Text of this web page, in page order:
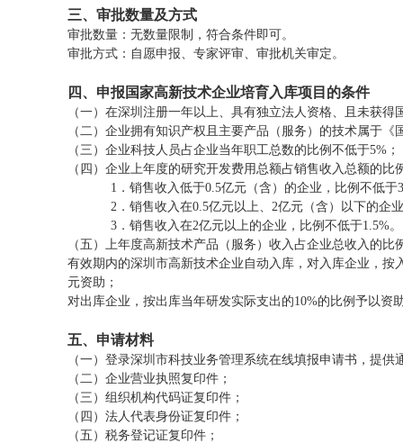
三、审批数量及方式
审批数量：无数量限制，符合条件即可。
审批方式：自愿申报、专家评审、审批机关审定。
四、申报国家高新技术企业培育入库项目的条件
（一）在深圳注册一年以上、具有独立法人资格、且未获
（二）企业拥有知识产权且主要产品（服务）的技术属于
（三）企业科技人员占企业当年职工总数的比例不低于5%；
（四）企业上年度的研究开发费用总额占销售收入总额的比
1．销售收入低于0.5亿元（含）的企业，比例不低于
2．销售收入在0.5亿元以上、2亿元（含）以下的企业
3．销售收入在2亿元以上的企业，比例不低于1.5%。
（五）上年度高新技术产品（服务）收入占企业总收入的比
有效期内的深圳市高新技术企业自动入库，对入库企业，按
元资助；
对出库企业，按出库当年研发实际支出的10%的比例予以资
五、申请材料
（一）登录深圳市科技业务管理系统在线填报申请书，提
（二）企业营业执照复印件；
（三）组织机构代码证复印件；
（四）法人代表身份证复印件；
（五）税务登记证复印件；